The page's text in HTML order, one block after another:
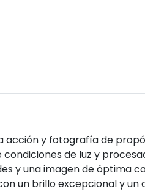
acción y fotografía de
de luz y
y una imagen de óptima
un brillo excepcional y un